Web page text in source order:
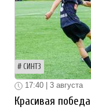
СИНТЗ
17:40 | 3 августа
Красивая